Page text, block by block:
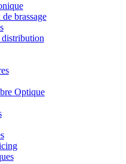
brassage
Optique